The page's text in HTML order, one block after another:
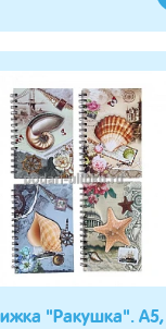
"Ракушка". А5,